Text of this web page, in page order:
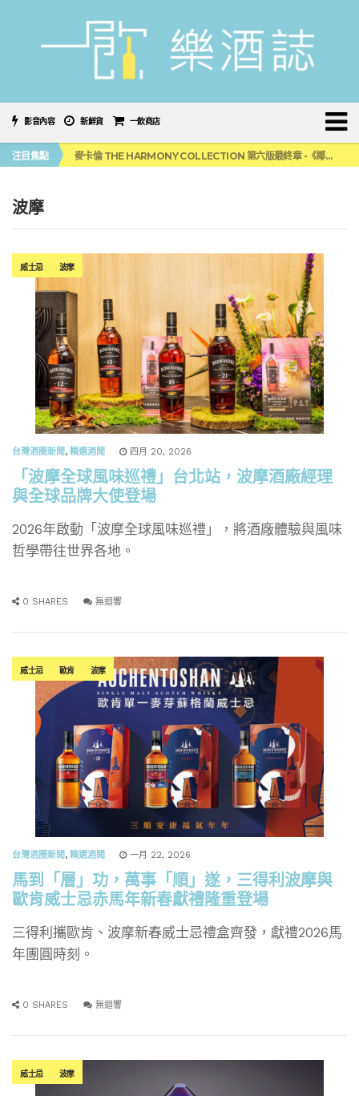
影音內容 新鮮貨 一飲商店
注目焦點
美國正式恢復蘇格蘭威士忌零關稅！烈酒產業再次迎來重磅利多
麥卡倫 THE HARMONY COLLECTION 第六版最終章 -《椰風煖韻》
角嗨尬炸物X爽快這一步，角瓶攜手頂呱呱 全新套餐限時登場
波摩
威士忌 波摩
台灣酒圈新聞, 精選酒聞 四月 20, 2026
「波摩全球風味巡禮」台北站，波摩酒廠經理
與全球品牌大使登場
2026年啟動「波摩全球風味巡禮」，將酒廠體驗與風味
哲學帶往世界各地。
0 SHARES 無迴響
威士忌 歐肯 波摩
台灣酒圈新聞, 精選酒聞 一月 22, 2026
馬到「層」功，萬事「順」遂，三得利波摩與
歐肯威士忌赤馬年新春獻禮隆重登場
三得利攜歐肯、波摩新春威士忌禮盒齊發，獻禮2026馬
年團圓時刻。
0 SHARES 無迴響
威士忌 波摩